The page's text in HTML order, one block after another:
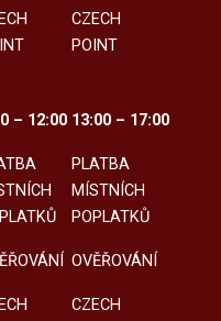
CZECH
POINT
– 12:00 13:00 – 17:00
PLATBA
MÍSTNÍCH
POPLATKŮ
OVĚŘOVÁNÍ
CZECH